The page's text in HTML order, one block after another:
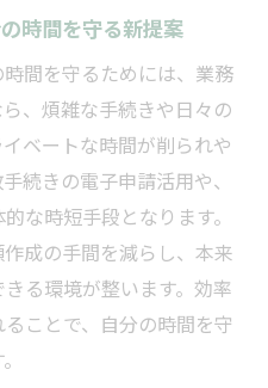
建設業の働き方改革
動向と効率化術
えた効率重視の働き方
求める業務効率化の実
見る秦野市の時間管理
建設業効率化のヒント
野市で注目される理由
と時間確保の実践例
時間を守る新提案
間を守るためには、業務
、煩雑な手続きや日々の
ベートな時間が削られや
続きの電子申請活用や、
な時短手段となります。
成の手間を減らし、本来
る環境が整います。効率
ことで、自分の時間を守